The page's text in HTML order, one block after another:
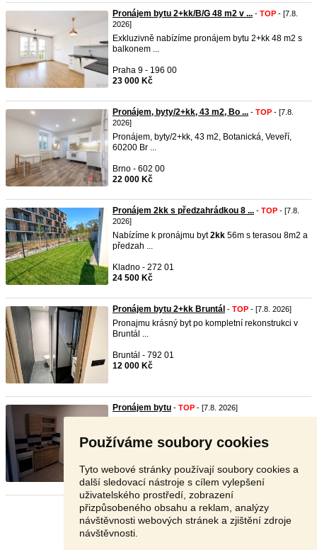
Používáme soubory cookies
Tyto webové stránky používají soubory cookies a
další sledovací nástroje s cílem vylepšení
uživatelského prostředí, zobrazení
přizpůsobeného obsahu a reklam, analýzy
návštěvnosti webových stránek a zjištění zdroje
návštěvnosti.
Pronájem bytu 2+kk/B/G 48 m2 v ... - TOP - [7.8.
2026]
Exkluzivně nabízíme pronájem bytu 2+kk 48 m2 s
balkonem ...
Praha 9 - 196 00
23 000 Kč
Pronájem, byty/2+kk, 43 m2, Bo ... - TOP - [7.8.
2026]
Pronájem, byty/2+kk, 43 m2, Botanická, Veveří,
60200 Br ...
Brno - 602 00
22 000 Kč
Pronájem 2kk s předzahrádkou 8 ... - TOP - [7.8.
2026]
Nabízíme k pronájmu byt2kk 56m s terasou 8m2 a
předzah ...
Kladno - 272 01
24 500 Kč
Pronájem bytu 2+kk Bruntál - TOP - [7.8. 2026]
Pronajmu krásný byt po kompletní rekonstrukci v
Bruntál ...
Bruntál - 792 01
12 000 Kč
Pronájem bytu - TOP - [7.8. 2026]
16 000 Kč
Stránka: 1 2 3 Další